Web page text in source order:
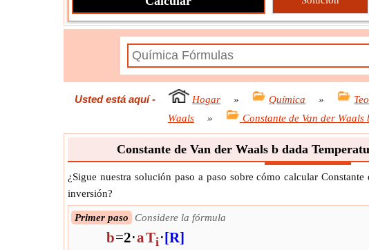
Usted está aquí- Hogar » Química »
Waals
» Constante de Van der
Constante de Van der Waals b dada
¿Sigue nuestra solución paso a paso sobre cómo calcular
inversión?
Primer paso Considere la fórmula
b=2⋅aTi⋅[R]